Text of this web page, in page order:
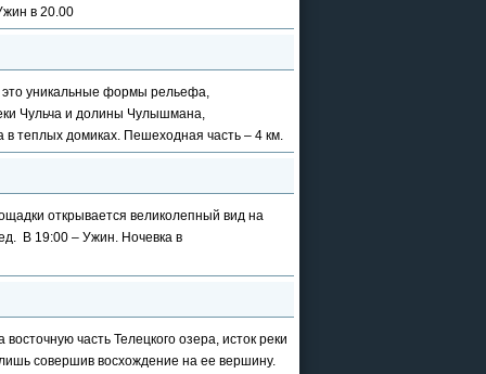
в 20.00
это уникальные формы рельефа,
Чульча и долины Чулышмана,
в теплых домиках. Пешеходная часть – 4 км.
открывается великолепный вид на
В 19:00 – Ужин. Ночевка в
часть Телецкого озера, исток реки
совершив восхождение на ее вершину.